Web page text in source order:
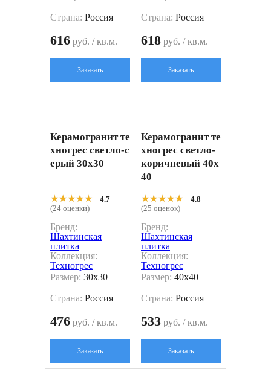
Страна: Россия
616 руб. / кв.м.
Заказать
Страна: Россия
618 руб. / кв.м.
Заказать
Керамогранит те
хногрес светло-с
ерый 30x30
★★★★★
★★★★★
4.7
(24 оценки)
Бренд:
Шахтинская
плитка
Коллекция:
Техногрес
Размер: 30x30
Страна: Россия
476 руб. / кв.м.
Заказать
Керамогранит те
хногрес светло-
коричневый 40x
40
★★★★★
★★★★★
4.8
(25 оценок)
Бренд:
Шахтинская
плитка
Коллекция:
Техногрес
Размер: 40x40
Страна: Россия
533 руб. / кв.м.
Заказать